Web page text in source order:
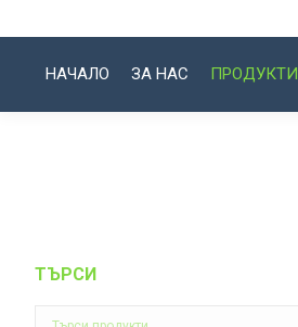
НАЧАЛО ЗА НАС ПРОДУКТИ
ТЪРСИ